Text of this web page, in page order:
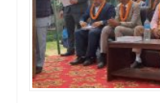
स्वास्थ्य/
रोचक
विचार/